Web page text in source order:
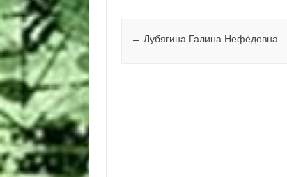
Навигация по записям
← Лубягина Галина Нефёдовна